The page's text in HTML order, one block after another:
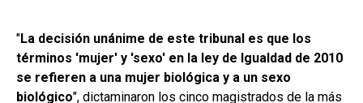
"La decisión unánime de este tribunal es que los
términos 'mujer' y 'sexo' en la ley de Igualdad de 2010
se refieren a una mujer biológica y a un sexo
biológico", dictaminaron los cinco magistrados de la más